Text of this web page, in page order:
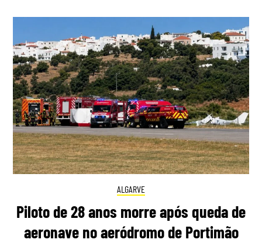
ALGARVE
Piloto de 28 anos morre após queda de
aeronave no aeródromo de Portimão